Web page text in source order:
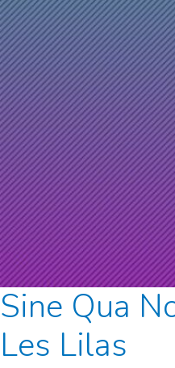
Sine Qua
Les Lilas